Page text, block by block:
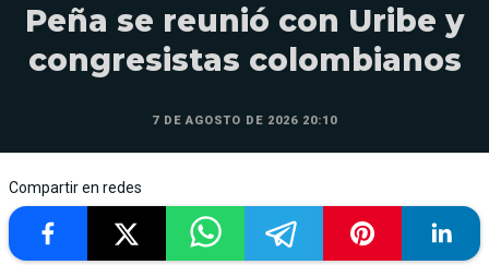
Peña se reunió con Uribe y
congresistas colombianos
7 DE AGOSTO DE 2026 20:10
Compartir en redes